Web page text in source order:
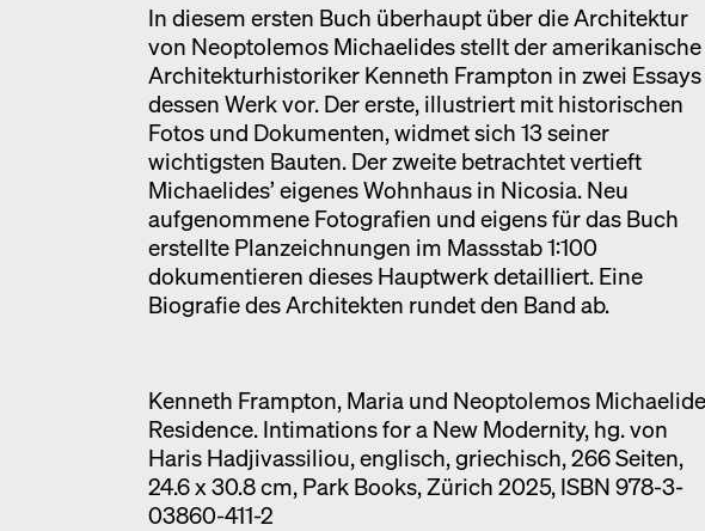
In diesem ersten Buch überhaupt über die Architektur
von Neoptolemos Michaelides stellt der amerikanische
Architekturhistoriker Kenneth Frampton in zwei Essays
dessen Werk vor. Der erste, illustriert mit historischen
Fotos und Dokumenten, widmet sich 13 seiner
wichtigsten Bauten. Der zweite betrachtet vertieft
Michaelides’ eigenes Wohnhaus in Nicosia. Neu
aufgenommene Fotografien und eigens für das Buch
erstellte Planzeichnungen im Massstab 1:100
dokumentieren dieses Hauptwerk detailliert. Eine
Biografie des Architekten rundet den Band ab.
Kenneth Frampton, Maria und Neoptolemos
Residence. Intimations for a New Modernity, hg. von
Haris Hadjivassiliou, englisch, griechisch, 266 Seiten,
24.6 x 30.8 cm, Park Books, Zürich 2025, ISBN 978-3-
03860-411-2